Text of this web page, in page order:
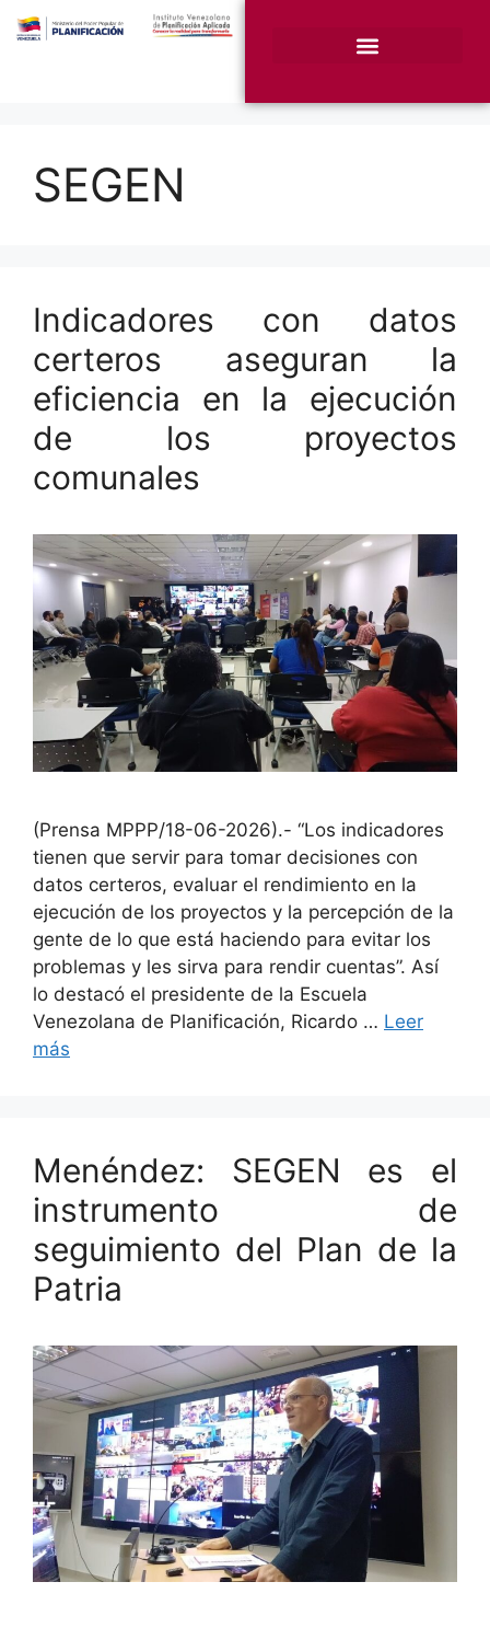
SEGEN
Indicadores con datos
certeros aseguran la
eficiencia en la ejecución
de los proyectos
comunales
(Prensa MPPP/18-06-2026).- “Los indicadores
tienen que servir para tomar decisiones con
datos certeros, evaluar el rendimiento en la
ejecución de los proyectos y la percepción de la
gente de lo que está haciendo para evitar los
problemas y les sirva para rendir cuentas”. Así
lo destacó el presidente de la Escuela
Venezolana de Planificación, Ricardo … Leer
más
Menéndez: SEGEN es el
instrumento de
seguimiento del Plan de la
Patria